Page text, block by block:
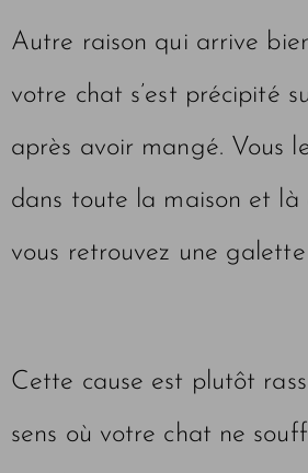
Autre raison qui arrive
votre chat s’est précipité
après avoir mangé. Vous
dans toute la maison et là
vous retrouvez une
Cette cause est plutôt
sens où votre chat ne